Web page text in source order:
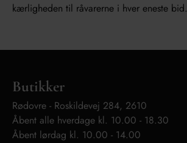
kærligheden til råvarerne i hver eneste bid.
Butikker
Rødovre - Roskildevej 284, 2610
Åbent alle hverdage kl. 10.00 - 18.30
Åbent lørdag kl. 10.00 - 14.00